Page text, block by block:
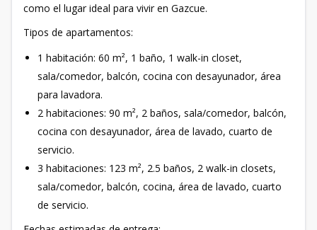
como el lugar ideal para vivir en Gazcue.
Tipos de apartamentos:
1 habitación: 60 m², 1 baño, 1 walk-in closet,
sala/comedor, balcón, cocina con desayunador, área
para lavadora.
2 habitaciones: 90 m², 2 baños, sala/comedor, balcón,
cocina con desayunador, área de lavado, cuarto de
servicio.
3 habitaciones: 123 m², 2.5 baños, 2 walk-in closets,
sala/comedor, balcón, cocina, área de lavado, cuarto
de servicio.